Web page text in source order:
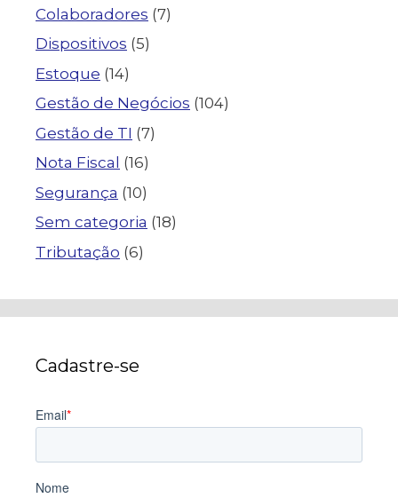
Colaboradores (7)
Dispositivos (5)
Estoque (14)
Gestão de Negócios (104)
Gestão de TI (7)
Nota Fiscal (16)
Segurança (10)
Sem categoria (18)
Tributação (6)
Cadastre-se